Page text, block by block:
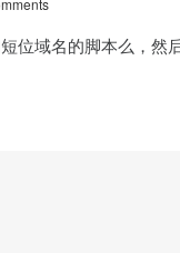
位域名的脚本么，然